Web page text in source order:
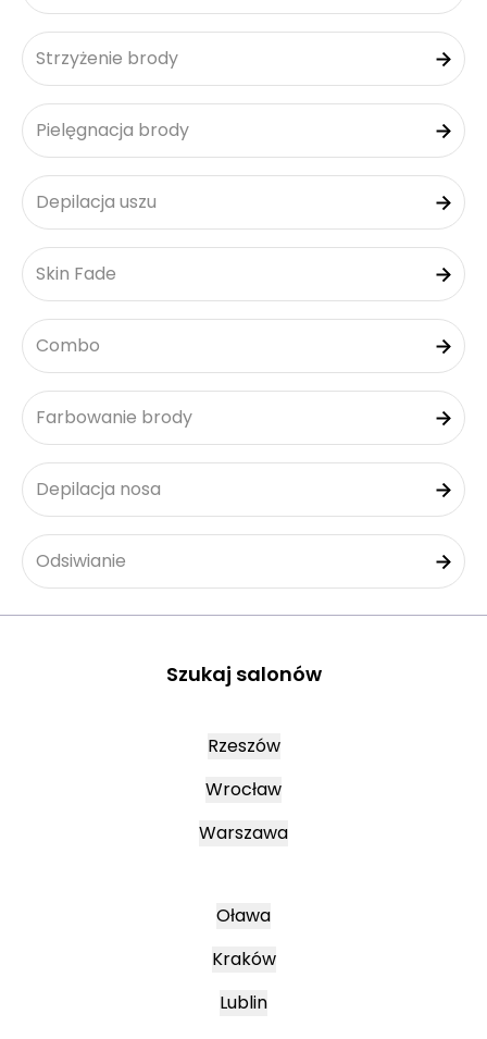
Strzyżenie brody
Pielęgnacja brody
Depilacja uszu
Skin Fade
Combo
Farbowanie brody
Depilacja nosa
Odsiwianie
Szukaj salonów
Rzeszów
Wrocław
Warszawa
Oława
Kraków
Lublin